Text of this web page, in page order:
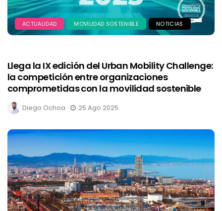
ACTUALIDAD MOVILIDAD SOSTENIBLE NOTICIAS
Llega la IX edición del Urban Mobility Challenge:
la competición entre organizaciones
comprometidas con la movilidad sostenible
Diego Ochoa 25 Ago 2025